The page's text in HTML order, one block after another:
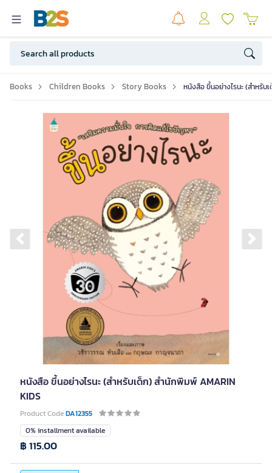
Books Children Books Story Books หนังสือ ขึ้นอย่างไรนะ (สำหรับ
Previous slide
หนังสือ ขึ้นอย่างไรนะ (สำหรับเด็ก) สำนักพิมพ์ AMARIN
KIDS
Product CodeDA12355
0% installment available
฿ 115.00